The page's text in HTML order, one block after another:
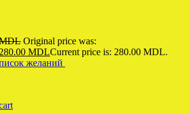
Original price was:
280.00 MDLCurrent price is: 280.00 MDL.
желаний